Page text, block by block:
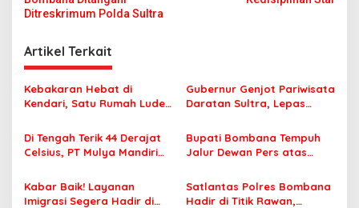
i
g
a
s
i
p
o
s
Ditreskrimum Polda Sultra
Artikel Terkait
Kebakaran Hebat di
Kendari, Satu Rumah Ludes
Gubernur Genjot Pariwisata
Daratan Sultra, Lepas
Tiga Kabupaten Unggulan
Di Tengah Terik 44 Derajat
Celsius, PT Mulya Mandiri
Jamaah Tetap Sehat dan
Nyaman Beribadah
Bupati Bombana Tempuh
Jalur Dewan Pers atas
Korupsi Jembatan Cirauci II
Kabar Baik! Layanan
Imigrasi Segera Hadir di
Satlantas Polres Bombana
Hadir di Titik Rawan,